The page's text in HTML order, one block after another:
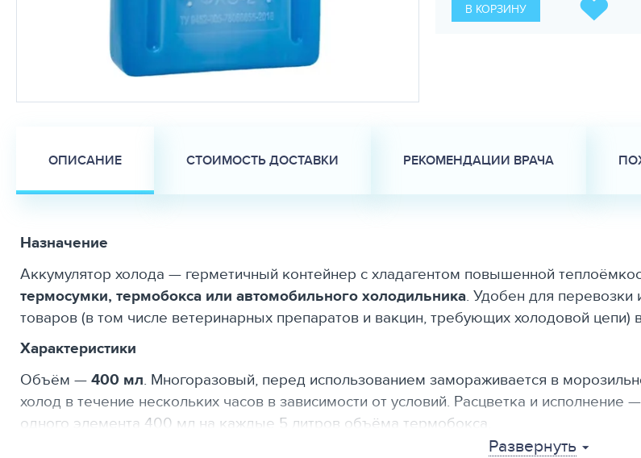
В КОРЗИНУ
ОПИСАНИЕ СТОИМОСТЬ ДОСТАВКИ РЕКОМЕНДАЦИИ ВРАЧА
Назначение
Аккумулятор холода — герметичный контейнер с хладагентом повышенной
термосумки, термобокса или автомобильного холодильника. Удобен для перевозки
товаров (в том числе ветеринарных препаратов и вакцин, требующих холодовой цепи)
Характеристики
Объём —400 мл. Многоразовый, перед использованием замораживается в
холод в течение нескольких часов в зависимости от условий. Расцветка и исполнение —
одного элемента 400 мл на каждые 5 литров объёма термобокса.
Развернуть